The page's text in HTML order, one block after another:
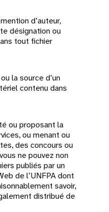
d’auteur,
désignation ou
tout fichier
la source d’un
contenu dans
ou proposant la
ou menant ou
des concours ou
ne pouvez non
publiés par un
de l’UNFPA dont
savoir,
distribué de